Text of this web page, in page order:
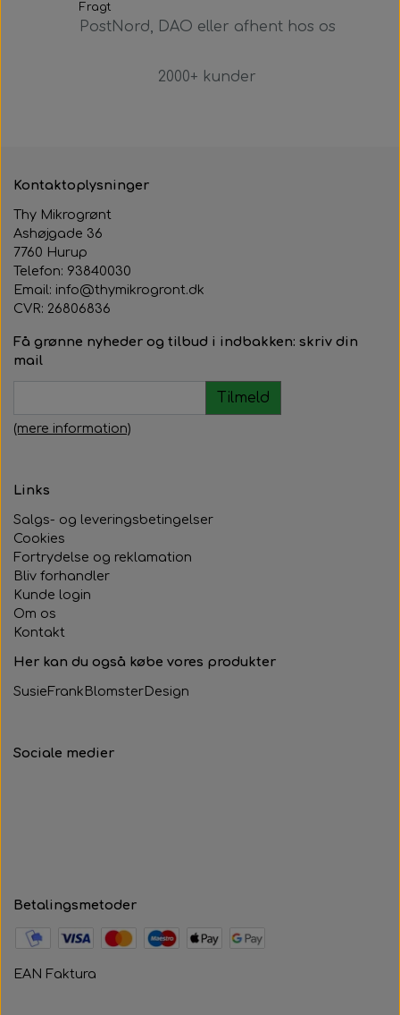
Fragt
PostNord, DAO eller afhent hos os
2000+ kunder
Kontaktoplysninger
Thy Mikrogrønt
Ashøjgade 36
7760 Hurup
Telefon: 93840030
Email: info@thymikrogront.dk
CVR: 26806836
Få grønne nyheder og tilbud i indbakken: skriv din
mail
Tilmeld
(mere information)
Links
Salgs- og leveringsbetingelser
Cookies
Fortrydelse og reklamation
Bliv forhandler
Kunde login
Om os
Kontakt
Her kan du også købe vores produkter
SusieFrankBlomsterDesign
Sociale medier
Betalingsmetoder
EAN Faktura